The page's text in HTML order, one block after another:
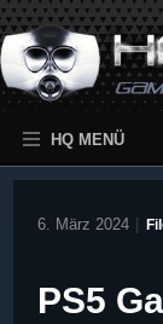
HQ MENÜ
6. März 2024
PS5